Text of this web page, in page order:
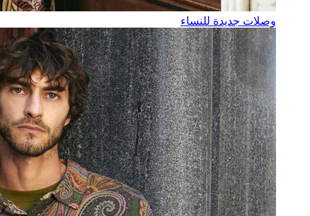
وصلات جديدة للنساء